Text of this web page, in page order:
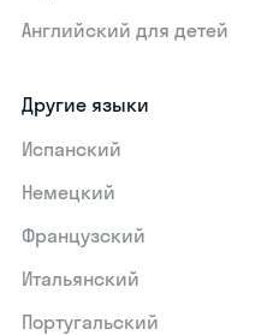
Английский для детей
Другие языки
Испанский
Немецкий
Французский
Итальянский
Португальский